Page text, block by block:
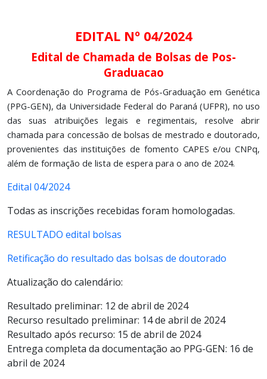
EDITAL Nº 04/2024
Edital de Chamada de Bolsas de Pos-
Graduacao
A Coordenação do Programa de Pós-Graduação em Genética
(PPG-GEN), da Universidade Federal do Paraná (UFPR), no uso
das suas atribuições legais e regimentais, resolve abrir
chamada para concessão de bolsas de mestrado e doutorado,
provenientes das instituições de fomento CAPES e/ou CNPq,
além de formação de lista de espera para o ano de 2024.
Edital 04/2024
Todas as inscrições recebidas foram homologadas.
RESULTADO edital bolsas
Retificação do resultado das bolsas de doutorado
Atualização do calendário:
Resultado preliminar: 12 de abril de 2024
Recurso resultado preliminar: 14 de abril de 2024
Resultado após recurso: 15 de abril de 2024
Entrega completa da documentação ao PPG-GEN: 16 de
abril de 2024